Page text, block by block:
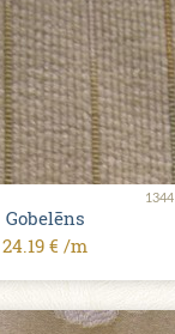
1344
Gobelēns
24.19 € /m